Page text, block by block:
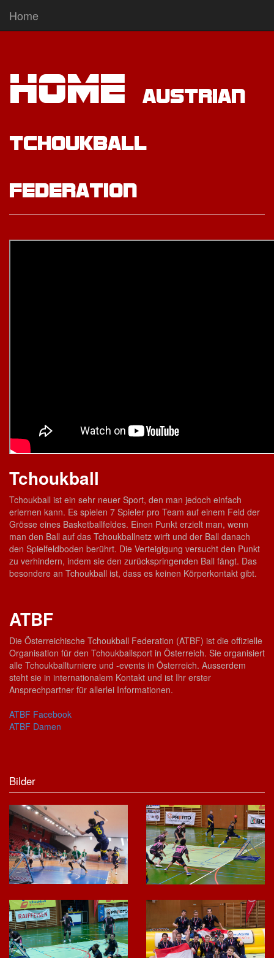
Home
Home Austrian
Tchoukball
Federation
Tchoukball
Tchoukball ist ein sehr neuer Sport, den man jedoch einfach
erlernen kann. Es spielen 7 Spieler pro Team auf einem Feld der
Grösse eines Basketballfeldes. Einen Punkt erzielt man, wenn
man den Ball auf das Tchoukballnetz wirft und der Ball danach
den Spielfeldboden berührt. Die Verteigigung versucht den Punkt
zu verhindern, indem sie den zurückspringenden Ball fängt. Das
besondere an Tchoukball ist, dass es keinen Körperkontakt gibt.
ATBF
Die Österreichische Tchoukball Federation (ATBF) ist die offizielle
Organisation für den Tchoukballsport in Österreich. Sie organisiert
alle Tchoukballturniere und -events in Österreich. Ausserdem
steht sie in internationalem Kontakt und ist Ihr erster
Ansprechpartner für allerlei Informationen.
ATBF Facebook
ATBF Damen
Bilder